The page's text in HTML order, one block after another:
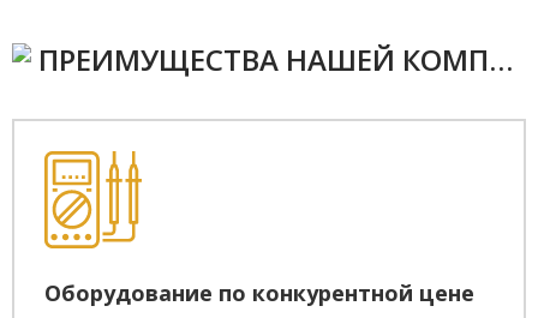
ПРЕИМУЩЕСТВА НАШЕЙ КОМПАНИИ
Оборудование по конкурентной цене